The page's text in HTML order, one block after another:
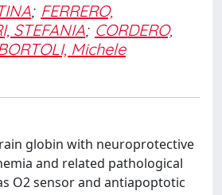
; FERRERO,
STEFANIA; CORDERO,
Michele
globin with neuroprotective
and related pathological
O2 sensor and antiapoptotic